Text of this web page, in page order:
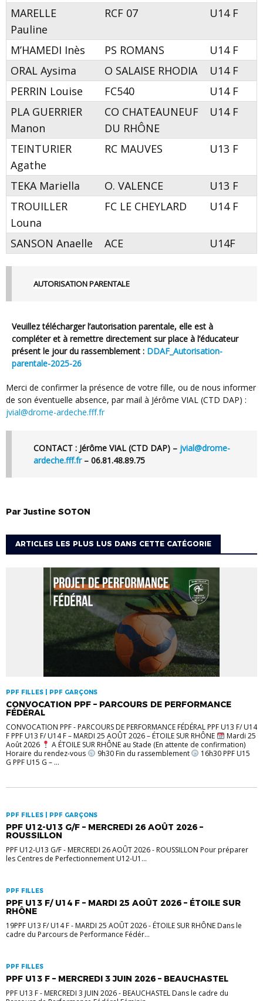
MARELLE
Pauline
RCF 07 U14 F
M’HAMEDI Inès PS ROMANS
U14 F
ORAL Aysima
O SALAISE RHODIA
U14 F
PERRIN Louise
FC540
U14 F
PLA GUERRIER
Manon
CO CHATEAUNEUF
DU RHÔNE
U14 F
TEINTURIER
Agathe
RC MAUVES U13 F
TEKA Mariella O. VALENCE
U13 F
TROUILLER
Louna
FC LE CHEYLARD U14 F
SANSON Anaelle ACE U14F
AUTORISATION PARENTALE
Veuilleztélécharger l’autorisation parentale, elle est à
compléter et à remettre directement sur place à l’éducateur
présent le jour du rassemblement : DDAF_Autorisation-
parentale-2025-26
Merci de confirmer la présence de votre fille, ou de nous informer
de son éventuelle absence, par mail à Jérôme VIAL (CTD DAP) :
jvial@drome-ardeche.fff.fr
CONTACT : Jérôme VIAL (CTD DAP) – jvial@drome-
ardeche.fff.fr– 06.81.48.89.75
ParJustine SOTON
ARTICLES LES PLUS LUS DANS CETTE CATÉGORIE
PPF FILLES | PPF GARÇONS
CONVOCATION PPF – PARCOURS DE PERFORMANCE
FÉDÉRAL
CONVOCATION PPF - PARCOURS DE PERFORMANCE FÉDÉRAL PPF U13 F/ U14
F PPF U13 F/ U14 F – MARDI 25 AOÛT 2026 – ÉTOILE SUR RHÔNE
Mardi 25
Août 2026
A ÉTOILE SUR RHÔNE au Stade (En attente de confirmation)
Horaire du rendez-vous
9h30 Fin du rassemblement
16h30 PPF U15
G PPF U15 G – ...
PPF FILLES | PPF GARÇONS
PPF U12-U13 G/F – MERCREDI 26 AOÛT 2026 –
ROUSSILLON
PPF U12-U13 G/F - MERCREDI 26 AOÛT 2026 - ROUSSILLON Pour préparer
les Centres de Perfectionnement U12-U1...
PPF FILLES
PPF U13 F/ U14 F – MARDI 25 AOÛT 2026 – ÉTOILE SUR
RHÔNE
19PPF U13 F/ U14 F - MARDI 25 AOÛT 2026 - ÉTOILE SUR RHÔNE Dans le
cadre du Parcours de Performance Fédér...
PPF FILLES
PPF U13 F – MERCREDI 3 JUIN 2026 – BEAUCHASTEL
PPF U13 F - MERCREDI 3 JUIN 2026 - BEAUCHASTEL Dans le cadre du